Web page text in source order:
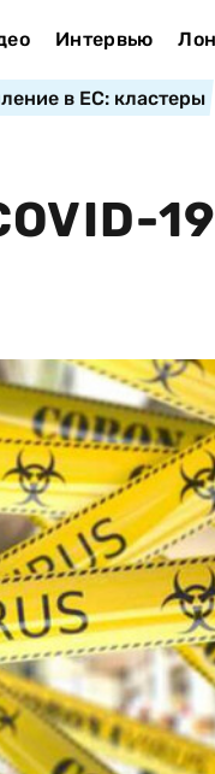
Интервью
в ЕС: кластеры